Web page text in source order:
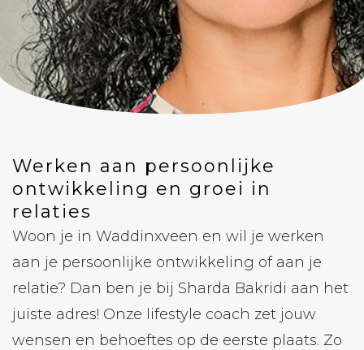
Werken aan persoonlijke
ontwikkeling en groei in
relaties
Woon je in Waddinxveen en wil je werken
aan je persoonlijke ontwikkeling of aan je
relatie? Dan ben je bij Sharda Bakridi aan het
juiste adres! Onze lifestyle coach zet jouw
wensen en behoeftes op de eerste plaats. Zo